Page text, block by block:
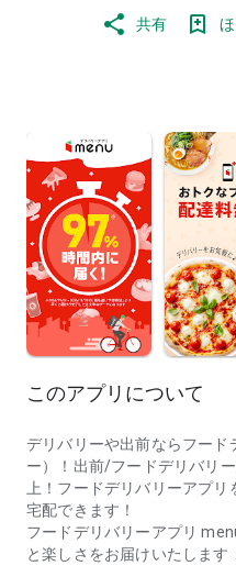
共有
このアプリについて
デリバリーや出前ならフード
ー）！出前/フードデリバリ
上！フードデリバリーアプ
宅配できます！
フードデリバリーアプリ
と楽しさをお届けいたします